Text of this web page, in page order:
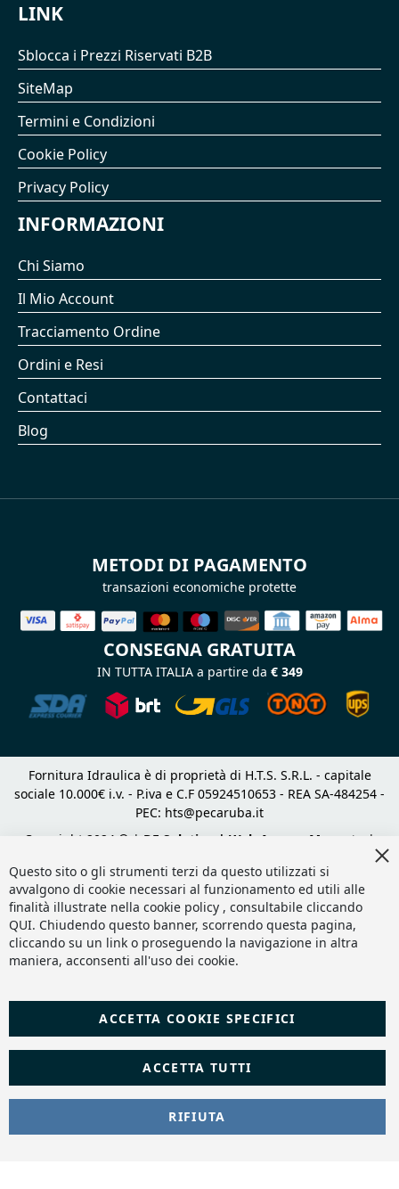
LINK
Sblocca i Prezzi Riservati B2B
SiteMap
Termini e Condizioni
Cookie Policy
Privacy Policy
INFORMAZIONI
Chi Siamo
Il Mio Account
Tracciamento Ordine
Ordini e Resi
Contattaci
Blog
METODI DI PAGAMENTO
transazioni economiche protette
CONSEGNA GRATUITA
IN TUTTA ITALIA a partire da € 349
Fornitura Idraulica è di proprietà di H.T.S. S.R.L. - capitale
sociale 10.000€ i.v. - P.iva e C.F 05924510653 - REA SA-484254 -
PEC: hts@pecaruba.it
Copyright 2024 © | DF Solution | Web Agency Magento
|
Questo sito o gli strumenti terzi da questo utilizzati si
avvalgono di cookie necessari al funzionamento ed utili alle
finalità illustrate nella cookie policy , consultabile cliccando
QUI. Chiudendo questo banner, scorrendo questa pagina,
cliccando su un link o proseguendo la navigazione in altra
maniera, acconsenti all'uso dei cookie.
ACCETTA TUTTI
ACCETTA COOKIE SPECIFICI
RIFIUTA